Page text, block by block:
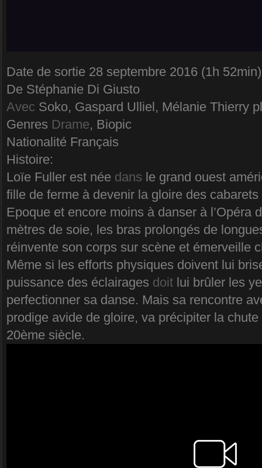
Date de sortie 28 septembre 2016 (1h 52min)
De Stéphanie Di Giusto
Avec Soko, Gaspard Ulliel, Mélanie Thierry
Genres Drame, Biopic
Nationalité Français
Histoire:
Loïe Fuller est née dans le grand ouest
fille de ferme à devenir la gloire des
Epoque et encore moins à danser à l’Opéra
mètres de soie, les bras prolongés de
réinvente son corps sur scène et émerveille
Même si les efforts physiques doivent lui
puissance des éclairages doit lui brûler les
perfectionner sa danse. Mais sa rencontre
prodige avide de gloire, va précipiter la
20ème siècle.